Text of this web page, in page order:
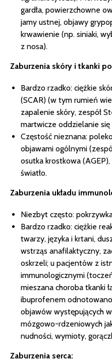
gardła, powierzchowne
jamy ustnej, objawy
krwawienie (np. siniaki,
z nosa).
Zaburzenia skóry i tkanki
Bardzo rzadko: ciężkie
(SCAR) (w tym rumień
zapalenie skóry, zespół
martwicze oddzielanie się
Częstość nieznana:
objawami ogólnymi
osutka krostkowa
światło.
Zaburzenia układu
Niezbyt często:
Bardzo rzadko: ciężkie
twarzy, języka i krtani,
wstrząs anafilaktyczny,
oskrzeli; u pacjentów z
immunologicznymi
mieszana choroba tkanki
ibuprofenem
objawów występujących
mózgowo-rdzeniowych
nudności, wymioty,
Zaburzenia serca: